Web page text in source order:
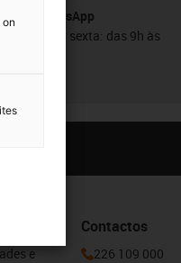
WhatsApp
De segunda a sexta: das 9h às
e
Contactos
226 109 000